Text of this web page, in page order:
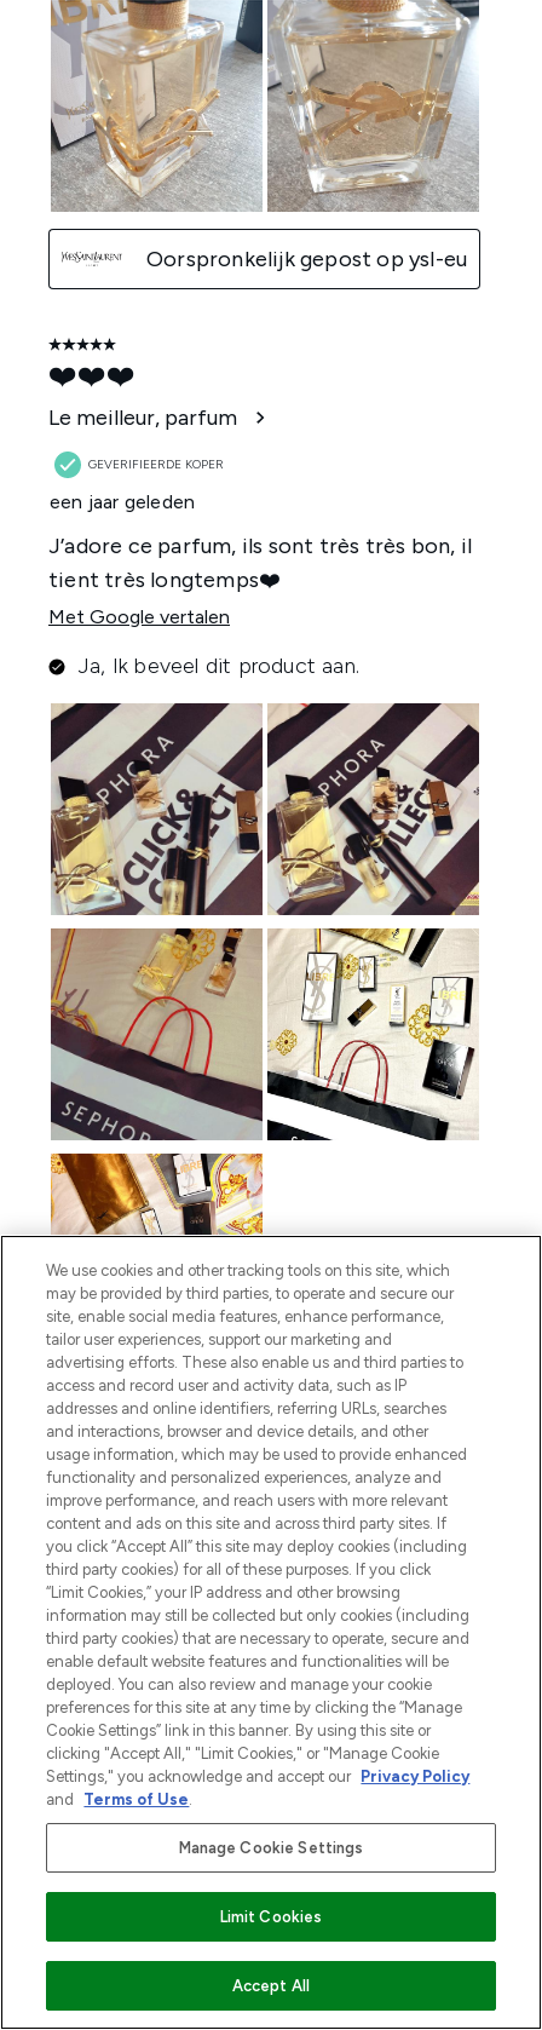
VOEG TOE AAN WINKELMANDJE
MELD JE AAN VOOR ONZE NIEUWSBRIEF
We use cookies and other tracking tools on this site, which
may be provided by third parties, to operate and secure our
site, enable social media features, enhance performance,
tailor user experiences, support our marketing and
advertising efforts. These also enable us and third parties to
access and record user and activity data, such as IP
addresses and online identifiers, referring URLs, searches
and interactions, browser and device details, and other
usage information, which may be used to provide enhanced
functionality and personalized experiences, analyze and
improve performance, and reach users with more relevant
content and ads on this site and across third party sites. If
you click “Accept All” this site may deploy cookies (including
third party cookies) for all of these purposes. If you click
“Limit Cookies,” your IP address and other browsing
information may still be collected but only cookies (including
third party cookies) that are necessary to operate, secure and
enable default website features and functionalities will be
deployed. You can also review and manage your cookie
preferences for this site at any time by clicking the “Manage
Cookie Settings” link in this banner. By using this site or
clicking "Accept All," "Limit Cookies," or "Manage Cookie
Settings," you acknowledge and accept our Privacy Policy
and
Terms of Use.
Manage Cookie Settings
Limit Cookies
Accept All